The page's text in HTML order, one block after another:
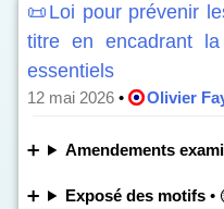
📜Loi pour prévenir
titre en encadrant
essentiels
12 mai 2026 • Olivier
Amendements
Exposé des motifs•